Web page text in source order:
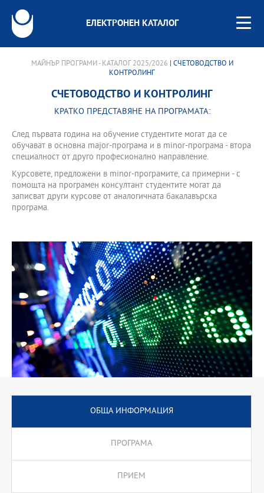
ЕЛЕКТРОНЕН КАТАЛОГ
МАЙНЪР ПРОГРАМИ - КАТАЛОГ 2025/2026 | СЧЕТОВОДСТВО И
КОНТРОЛИНГ
СЧЕТОВОДСТВО И КОНТРОЛИНГ
КРАТКО ПРЕДСТАВЯНЕ НА ПРОГРАМАТА:
След първата година на обучение студентите могат да се
обучават в основна major-програма и в minor-програма - втора
специалност от друго професионално направление.
Курсовете, предложени в minor-програмите, са примерни - с
помощта на програмен консултант студентите могат да
записват други курсове от аналогичната бакалавърска
програма.
ОБЩА ИНФОРМАЦИЯ
ПРОГРАМА
ПРИЕМ